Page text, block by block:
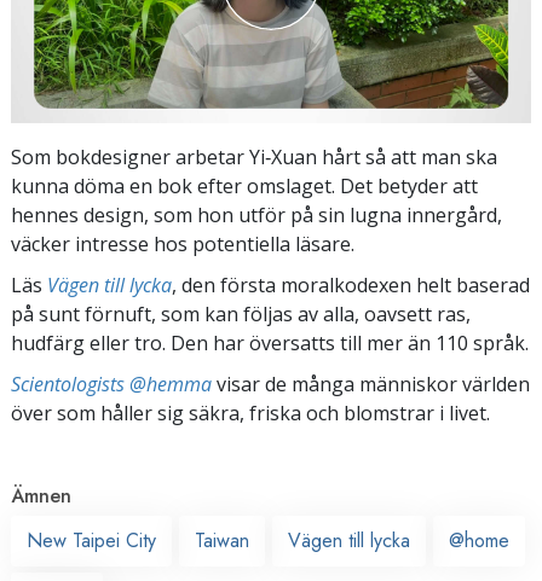
Som bokdesigner arbetar Yi‑Xuan hårt så att man ska
kunna döma en bok efter omslaget. Det betyder att
hennes design, som hon utför på sin lugna innergård,
väcker intresse hos potentiella läsare.
Läs Vägen till lycka, den första moralkodexen helt baserad
på sunt förnuft, som kan följas av alla, oavsett ras,
hudfärg eller tro. Den har översatts till mer än 110 språk.
Scientologists @hemmavisar de många människor världen
över som håller sig säkra, friska och blomstrar i livet.
Ämnen
New Taipei City
Taiwan Vägen till lycka @home